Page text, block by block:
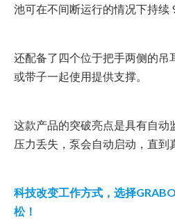
池可在不间断运行的情况下持续
还配备了四个位于把手两侧的吊
或带子一起使用提供支撑。
这款产品的突破亮点是具有自动
压力丢失，泵会自动启动，直到
科技改变工作方式，选择
松！